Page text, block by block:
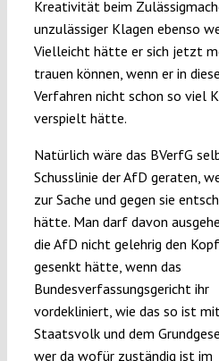
Kreativität beim
unzulässiger Klagen ebenso
Vielleicht hätte er sich jetzt
trauen können, wenn er in
Verfahren nicht schon so viel
verspielt hätte.
Natürlich wäre das BVerfG
Schusslinie der AfD geraten,
zur Sache und gegen sie
hätte. Man darf davon
die AfD nicht gelehrig den Kopf
gesenkt hätte, wenn das
Bundesverfassungsgericht ihr
vordekliniert, wie das so ist
Staatsvolk und dem
wer da wofür zuständig ist im